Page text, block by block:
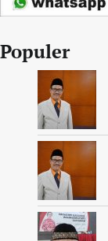
Populer